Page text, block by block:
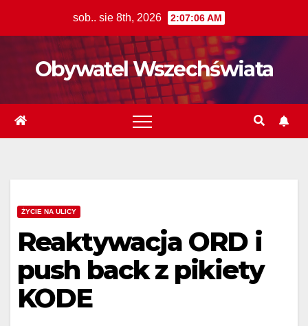
sob.. sie 8th, 2026 2:07:07 AM
Obywatel Wszechświata
ŻYCIE NA ULICY
Reaktywacja ORD i
push back z pikiety
KODE